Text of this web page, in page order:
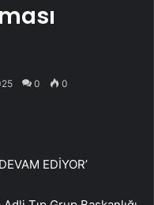
0 0
EDİYOR’